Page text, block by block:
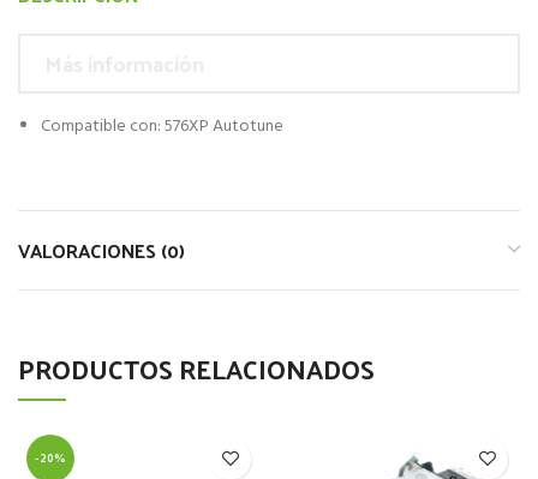
Compatible con: 576XP Autotune
VALORACIONES (0)
PRODUCTOS RELACIONADOS
-20%